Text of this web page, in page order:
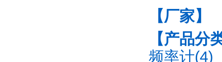
【厂家】
【产品分
频率计(4)